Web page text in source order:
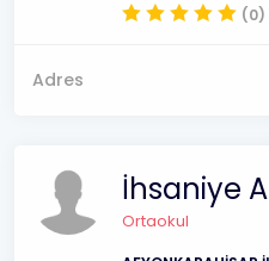
(0)
Adres
İhsaniye
Ortaokul